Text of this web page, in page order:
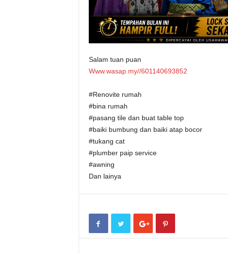
Salam tuan puan
Www.wasap.my//601140693852
#Renovite rumah
#bina rumah
#pasang tile dan buat table top
#baiki bumbung dan baiki atap bocor
#tukang cat
#plumber paip service
#awning
Dan lainya